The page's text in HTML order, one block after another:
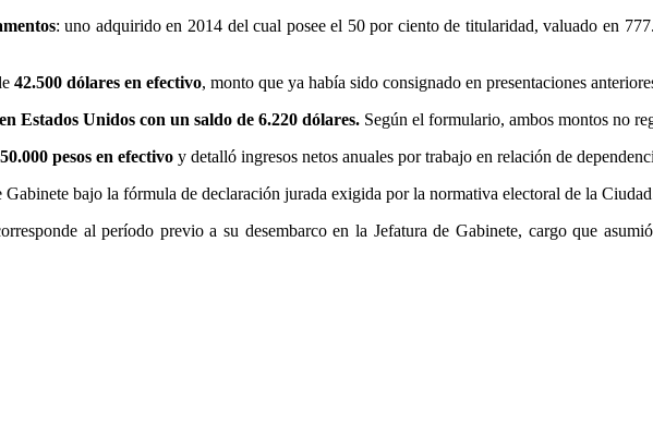
: uno adquirido en 2014 del cual posee el 50 por ciento de titularidad, valuado en
42.500 dólares en efectivo, monto que ya había sido consignado en presentaciones
en Estados Unidos con un saldo de 6.220 dólares. Según el formulario, ambos montos no
pesos en efectivo y detalló ingresos netos anuales por trabajo en relación de
bajo la fórmula de declaración jurada exigida por la normativa electoral de la
al período previo a su desembarco en la Jefatura de Gabinete, cargo que